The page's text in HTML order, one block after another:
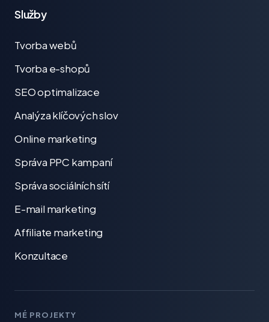
Služby
Tvorba webů
Tvorba e-shopů
SEO optimalizace
Analýza klíčových slov
Online marketing
Správa PPC kampaní
Správa sociálních sítí
E-mail marketing
Affiliate marketing
Konzultace
MÉ PROJEKTY